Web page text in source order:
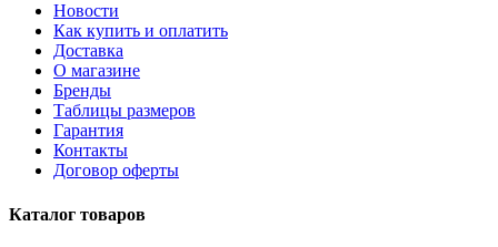
Новости
Как купить и оплатить
Доставка
О магазине
Бренды
Таблицы размеров
Гарантия
Контакты
Договор оферты
Каталог товаров